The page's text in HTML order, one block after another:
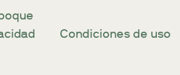
Condiciones de uso